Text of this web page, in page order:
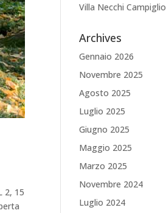
2, 15
Villa Necchi Campiglio
Archives
Gennaio 2026
Novembre 2025
Agosto 2025
Luglio 2025
Giugno 2025
Maggio 2025
Marzo 2025
Novembre 2024
Luglio 2024